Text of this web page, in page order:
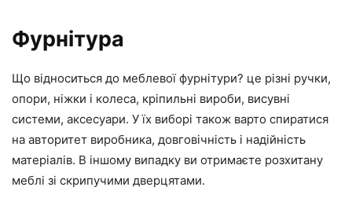
Фурнітура
Що відноситься до меблевої фурнітури? це різні ручки,
опори, ніжки і колеса, кріпильні вироби, висувні
системи, аксесуари. У їх виборі також варто спиратися
на авторитет виробника, довговічність і надійність
матеріалів. В іншому випадку ви отримаєте розхитану
меблі зі скрипучими дверцятами.